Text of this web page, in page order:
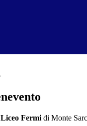
Fermi di Monte